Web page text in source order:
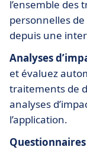
l’ensemble des
personnelles
depuis une
Analyses
et évaluez
traitements de
analyses
l’application.